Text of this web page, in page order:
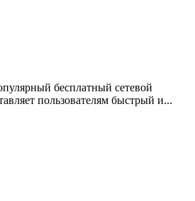
бесплатный сетевой
пользователям быстрый и...